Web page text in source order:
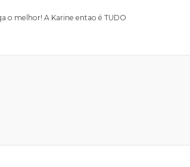
o melhor! A Karine entao é TUDO